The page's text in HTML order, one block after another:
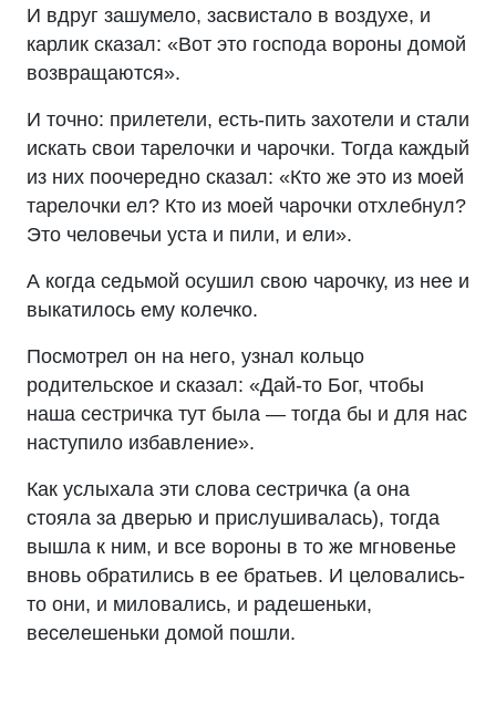
И вдруг зашумело, засвистало в воздухе, и
карлик сказал: «Вот это господа вороны домой
возвращаются».
И точно: прилетели, есть-пить захотели и стали
искать свои тарелочки и чарочки. Тогда каждый
из них поочередно сказал: «Кто же это из моей
тарелочки ел? Кто из моей чарочки отхлебнул?
Это человечьи уста и пили, и ели».
А когда седьмой осушил свою чарочку, из нее и
выкатилось ему колечко.
Посмотрел он на него, узнал кольцо
родительское и сказал: «Дай-то Бог, чтобы
наша сестричка тут была — тогда бы и для нас
наступило избавление».
Как услыхала эти слова сестричка (а она
стояла за дверью и прислушивалась), тогда
вышла к ним, и все вороны в то же мгновенье
вновь обратились в ее братьев. И целовались-
то они, и миловались, и радешеньки,
веселешеньки домой пошли.